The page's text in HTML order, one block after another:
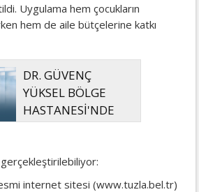
Uygulama hem çocukların
hem de aile bütçelerine katkı
DR. GÜVENÇ
YÜKSEL BÖLGE
HASTANESİ'NDE
ÇALIŞMAYA
internet sitesi (www.tuzla.bel.tr)